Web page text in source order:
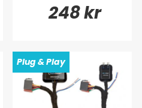
248 kr
Plug & Play